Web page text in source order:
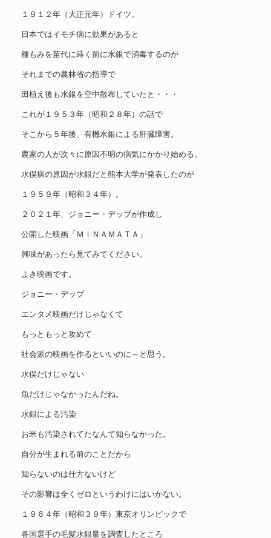
１９１２年（大正元年）ドイツ。
日本ではイモチ病に効果があると
種もみを苗代に蒔く前に水銀で消毒するのが
それまでの農林省の指導で
田植え後も水銀を空中散布していたと・・・
これが１９５３年（昭和２８年）の話で
そこから５年後、有機水銀による肝臓障害。
農家の人が次々に原因不明の病気にかかり始める。
水俣病の原因が水銀だと熊本大学が発表したのが
１９５９年（昭和３４年）。
２０２１年、ジョニー・デップが作成し
公開した映画「ＭＩＮＡＭＡＴＡ」
興味があったら見てみてください。
よき映画です。
ジョニー・デップ
エンタメ映画だけじゃなくて
もっともっと攻めて
社会派の映画を作るといいのに～と思う。
水俣だけじゃない
魚だけじゃなかったんだね。
水銀による汚染
お米も汚染されてたなんて知らなかった。
自分が生まれる前のことだから
知らないのは仕方ないけど
その影響は全くゼロというわけにはいかない。
１９６４年（昭和３９年）東京オリンピックで
各国選手の毛髪水銀量を調査したところ